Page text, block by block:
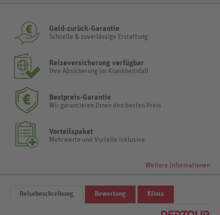
Geld-zurück-Garantie
Schnelle & zuverlässige Erstattung
Reiseversicherung verfügbar
Ihre Absicherung im Krankheitsfall
Bestpreis-Garantie
Wir garantieren Ihnen den besten Preis
Vorteilspaket
Mehrwerte und Vorteile inklusive
Weitere Informationen
Reisebeschreibung Bewertung Klima